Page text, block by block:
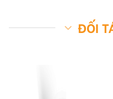
ĐỐI